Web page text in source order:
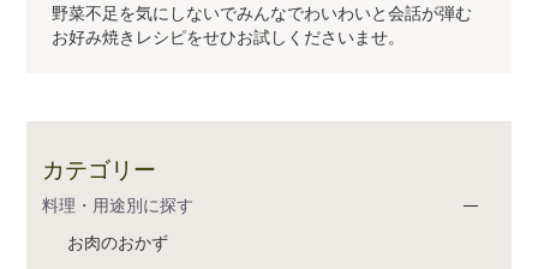
野菜不足を気にしないでみんなでわいわいと会話が弾む
お好み焼きレシピをせひお試しくださいませ。
カテゴリー
料理・用途別に探す
お肉のおかず